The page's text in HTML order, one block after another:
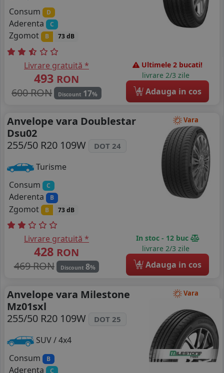
Consum
D
Aderenta C
Zgomot B 73 dB
Livrare gratuită *
493 RON
600 RON
Discount 17%
Ultimele 2 bucati!
livrare 2/3 zile
4 Adauga in cos
Vara
Anvelope vara Doublestar
Dsu02
255/50 R20 109W
DOT 24
Turisme
Consum
C
Aderenta B
Zgomot B 73 dB
Livrare gratuită *
428 RON
469 RON
Discount 8%
In stoc - 12 buc
livrare 2/3 zile
4 Adauga in cos
Vara
Anvelope vara Milestone
Mz01sxl
255/50 R20 109W
DOT 25
SUV / 4x4
Consum
B
Aderenta C